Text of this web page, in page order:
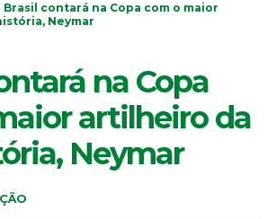
Brasil contará na Copa com o maior
Neymar
na Copa
artilheiro da
Neymar